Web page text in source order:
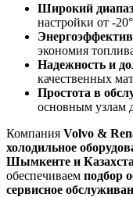
Широкий
настройки от -
экономия
Надежность и
качественных
Простота в
основным узлам
Компания Volvo &
холодильное
Шымкенте и
обеспечиваем подбор
сервисное